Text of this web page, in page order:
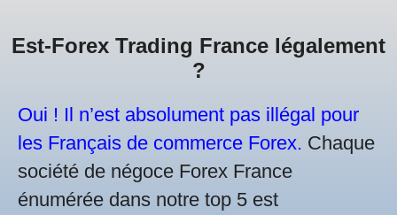
Est-Forex Trading France légalement
?
Oui ! Il n’est absolument pas illégal pour
les Français de commerce Forex. Chaque
société de négoce Forex France
énumérée dans notre top 5 est